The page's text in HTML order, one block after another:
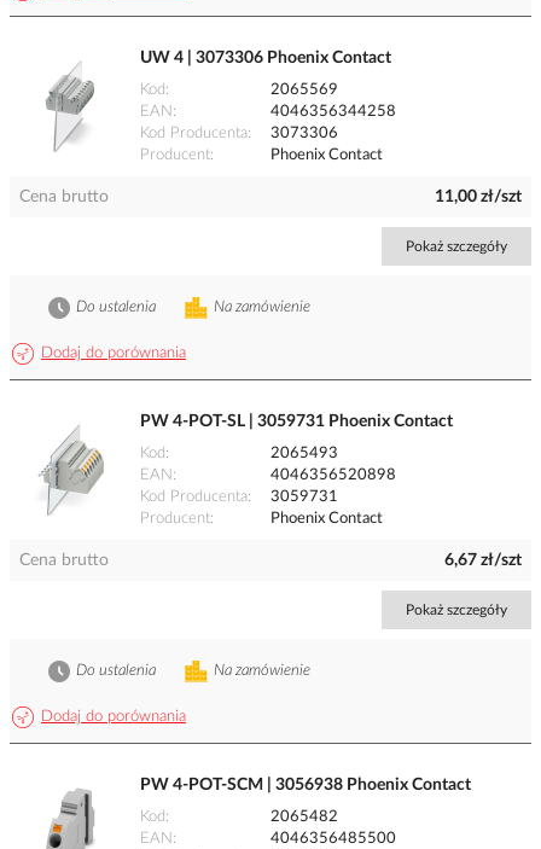
UW 4 | 3073306 Phoenix Contact
Kod
2065569
EAN
4046356344258
Kod Producenta
3073306
Producent
Phoenix Contact
Cena brutto 11,00 zł/szt
Pokaż szczegóły
Dodaj do porównania
Na zamówienie
Do ustalenia
PW 4-POT-SL | 3059731 Phoenix Contact
Kod
2065493
EAN
4046356520898
Kod Producenta
3059731
Producent
Phoenix Contact
Cena brutto 6,67 zł/szt
Pokaż szczegóły
Dodaj do porównania
Na zamówienie
Do ustalenia
PW 4-POT-SCM | 3056938 Phoenix Contact
Kod
2065482
EAN
4046356485500